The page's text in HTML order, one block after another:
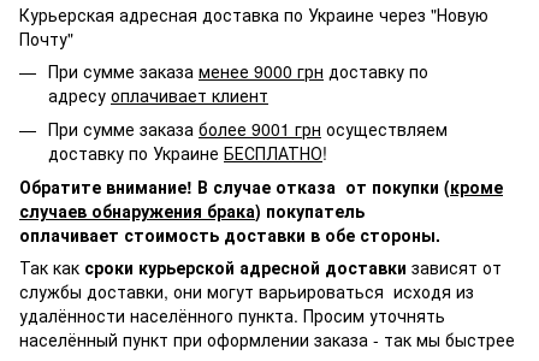
Курьерская адресная доставка по Украине через "Новую
Почту"
При сумме заказа менее 9000 грн доставку по
адресу оплачивает клиент
При сумме заказа более 9001 грн осуществляем
доставку по Украине БЕСПЛАТНО!
Обратите внимание! В случае отказа от покупки (кроме
случаев обнаружения брака) покупатель
оплачивает стоимость доставки в обе стороны.
Так как сроки курьерской адресной доставки зависят от
службы доставки, они могут варьироваться исходя из
удалённости населённого пункта. Просим уточнять
населённый пункт при оформлении заказа - так мы быстрее